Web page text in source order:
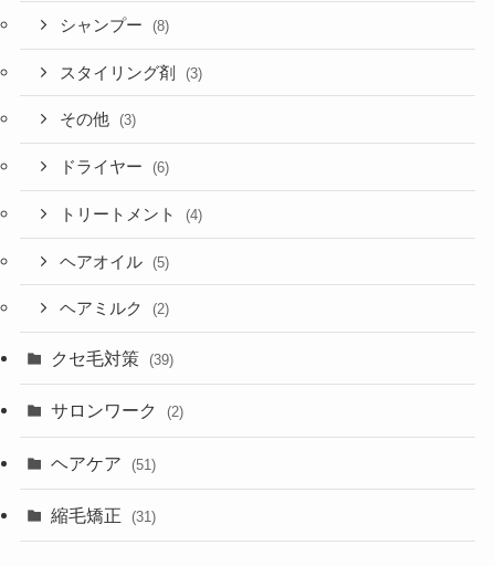
シャンプー (8)
スタイリング剤 (3)
その他 (3)
ドライヤー (6)
トリートメント (4)
ヘアオイル (5)
ヘアミルク (2)
クセ毛対策 (39)
サロンワーク (2)
ヘアケア (51)
縮毛矯正 (31)